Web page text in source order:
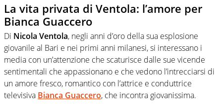
La vita privata di Ventola: l’amore per
Bianca Guaccero
Di Nicola Ventola, negli anni d’oro della sua esplosione
giovanile al Bari e nei primi anni milanesi, si interessano i
media con un’attenzione che scaturisce dalle sue vicende
sentimentali che appassionano e che vedono l’intrecciarsi di
un amore fresco, romantico con l’attrice e conduttrice
televisiva Bianca Guaccero, che incontra giovanissima.